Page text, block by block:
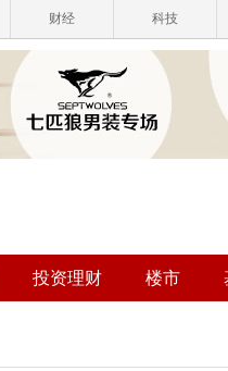
财经 科技
投资理财 楼市